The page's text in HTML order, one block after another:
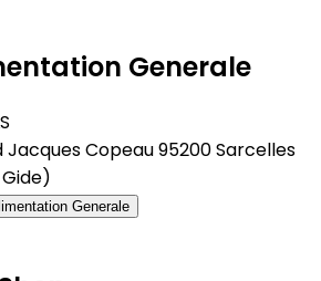
Generale
Jacques Copeau 95200 Sarcelles
Generale